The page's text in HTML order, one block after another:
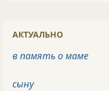
АКТУАЛЬНО
в память о маме
сыну